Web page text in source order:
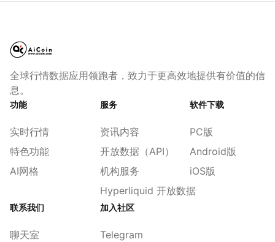
全球行情数据应用领跑者，致力于更高效地提供有价值的信
息。
功能
实时行情
特色功能
AI网格
服务
资讯内容
开放数据（API）
机构服务
Hyperliquid 开放数据
软件下载
PC版
Android版
iOS版
联系我们
聊天室
加入社区
Telegram